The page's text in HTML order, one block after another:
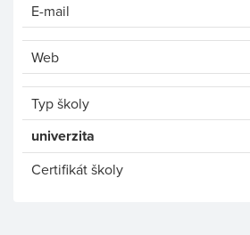
E-mail
Web
Typ školy
univerzita
Certifikát školy